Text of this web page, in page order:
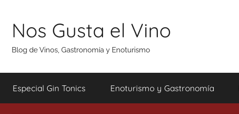
contenido
Nos Gusta el Vino
Blog de Vinos, Gastronomía y Enoturismo
Especial Gin Tonics Enoturismo y Gastronomía